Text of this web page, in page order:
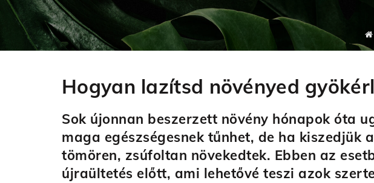
Hogyan lazítsd növényed
Sok újonnan beszerzett növény hónapok óta
maga egészségesnek tűnhet, de ha
tömören, zsúfoltan növekedtek. Ebben az
újraültetés előtt, ami lehetővé teszi azok